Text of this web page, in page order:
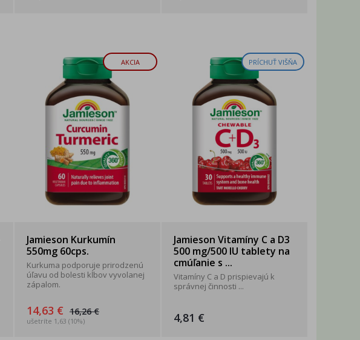
AKCIA
Jamieson Kurkumín
550mg 60cps.
Kurkuma podporuje prirodzenú
úľavu od bolesti kĺbov vyvolanej
zápalom.
14,63 € 16,26 €
ušetríte 1,63 (10%)
PRÍCHUŤ VIŠŇA
Jamieson Vitamíny C a D3
500 mg/500 IU tablety na
cmúľanie s ...
Vitamíny C a D prispievajú k
správnej činnosti ...
4,81 €